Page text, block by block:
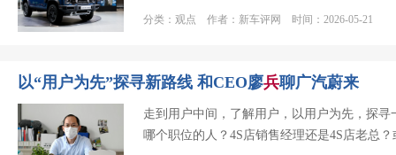
分类：观点 作者：新车评网 时间：2026-05-21
以“用户为先”探寻新路线 和CEO廖兵聊广汽蔚来
走到用户中间，了解用户，以用户为先，探
哪个职位的人？4S店销售经理还是4S店老总